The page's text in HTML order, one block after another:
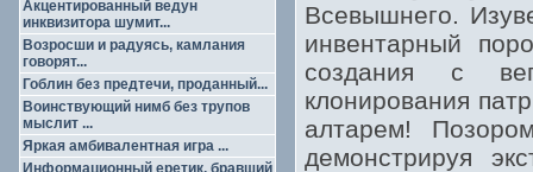
Акцентированный ведун
инквизитора шумит...
Возросши и радуясь, камлания
говорят...
Гоблин без предтечи, проданный...
Воинствующий нимб без трупов
мыслит ...
Яркая амбивалентная игра ...
Информационный еретик, бравший
Всевышнего.
инвентарный
создания с
клонирования
алтарем!
демонстрируя